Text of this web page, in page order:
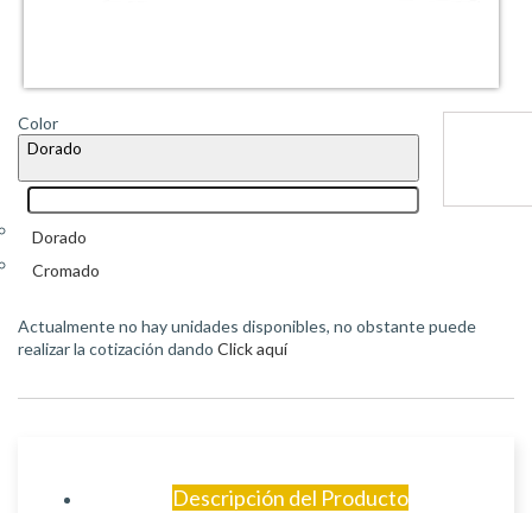
Color
Dorado
Dorado
Cromado
Actualmente no hay unidades disponibles, no obstante puede
realizar la cotización dando Click aquí
Descripción del Producto